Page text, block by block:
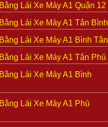
Lái Xe Máy A1 Quận 12
Lái Xe Máy A1 Tân Bình
Lái Xe Máy A1 Bình Tân
Lái Xe Máy A1 Tân Phú
Lái Xe Máy A1 Bình
Lái Xe Máy A1 Phú